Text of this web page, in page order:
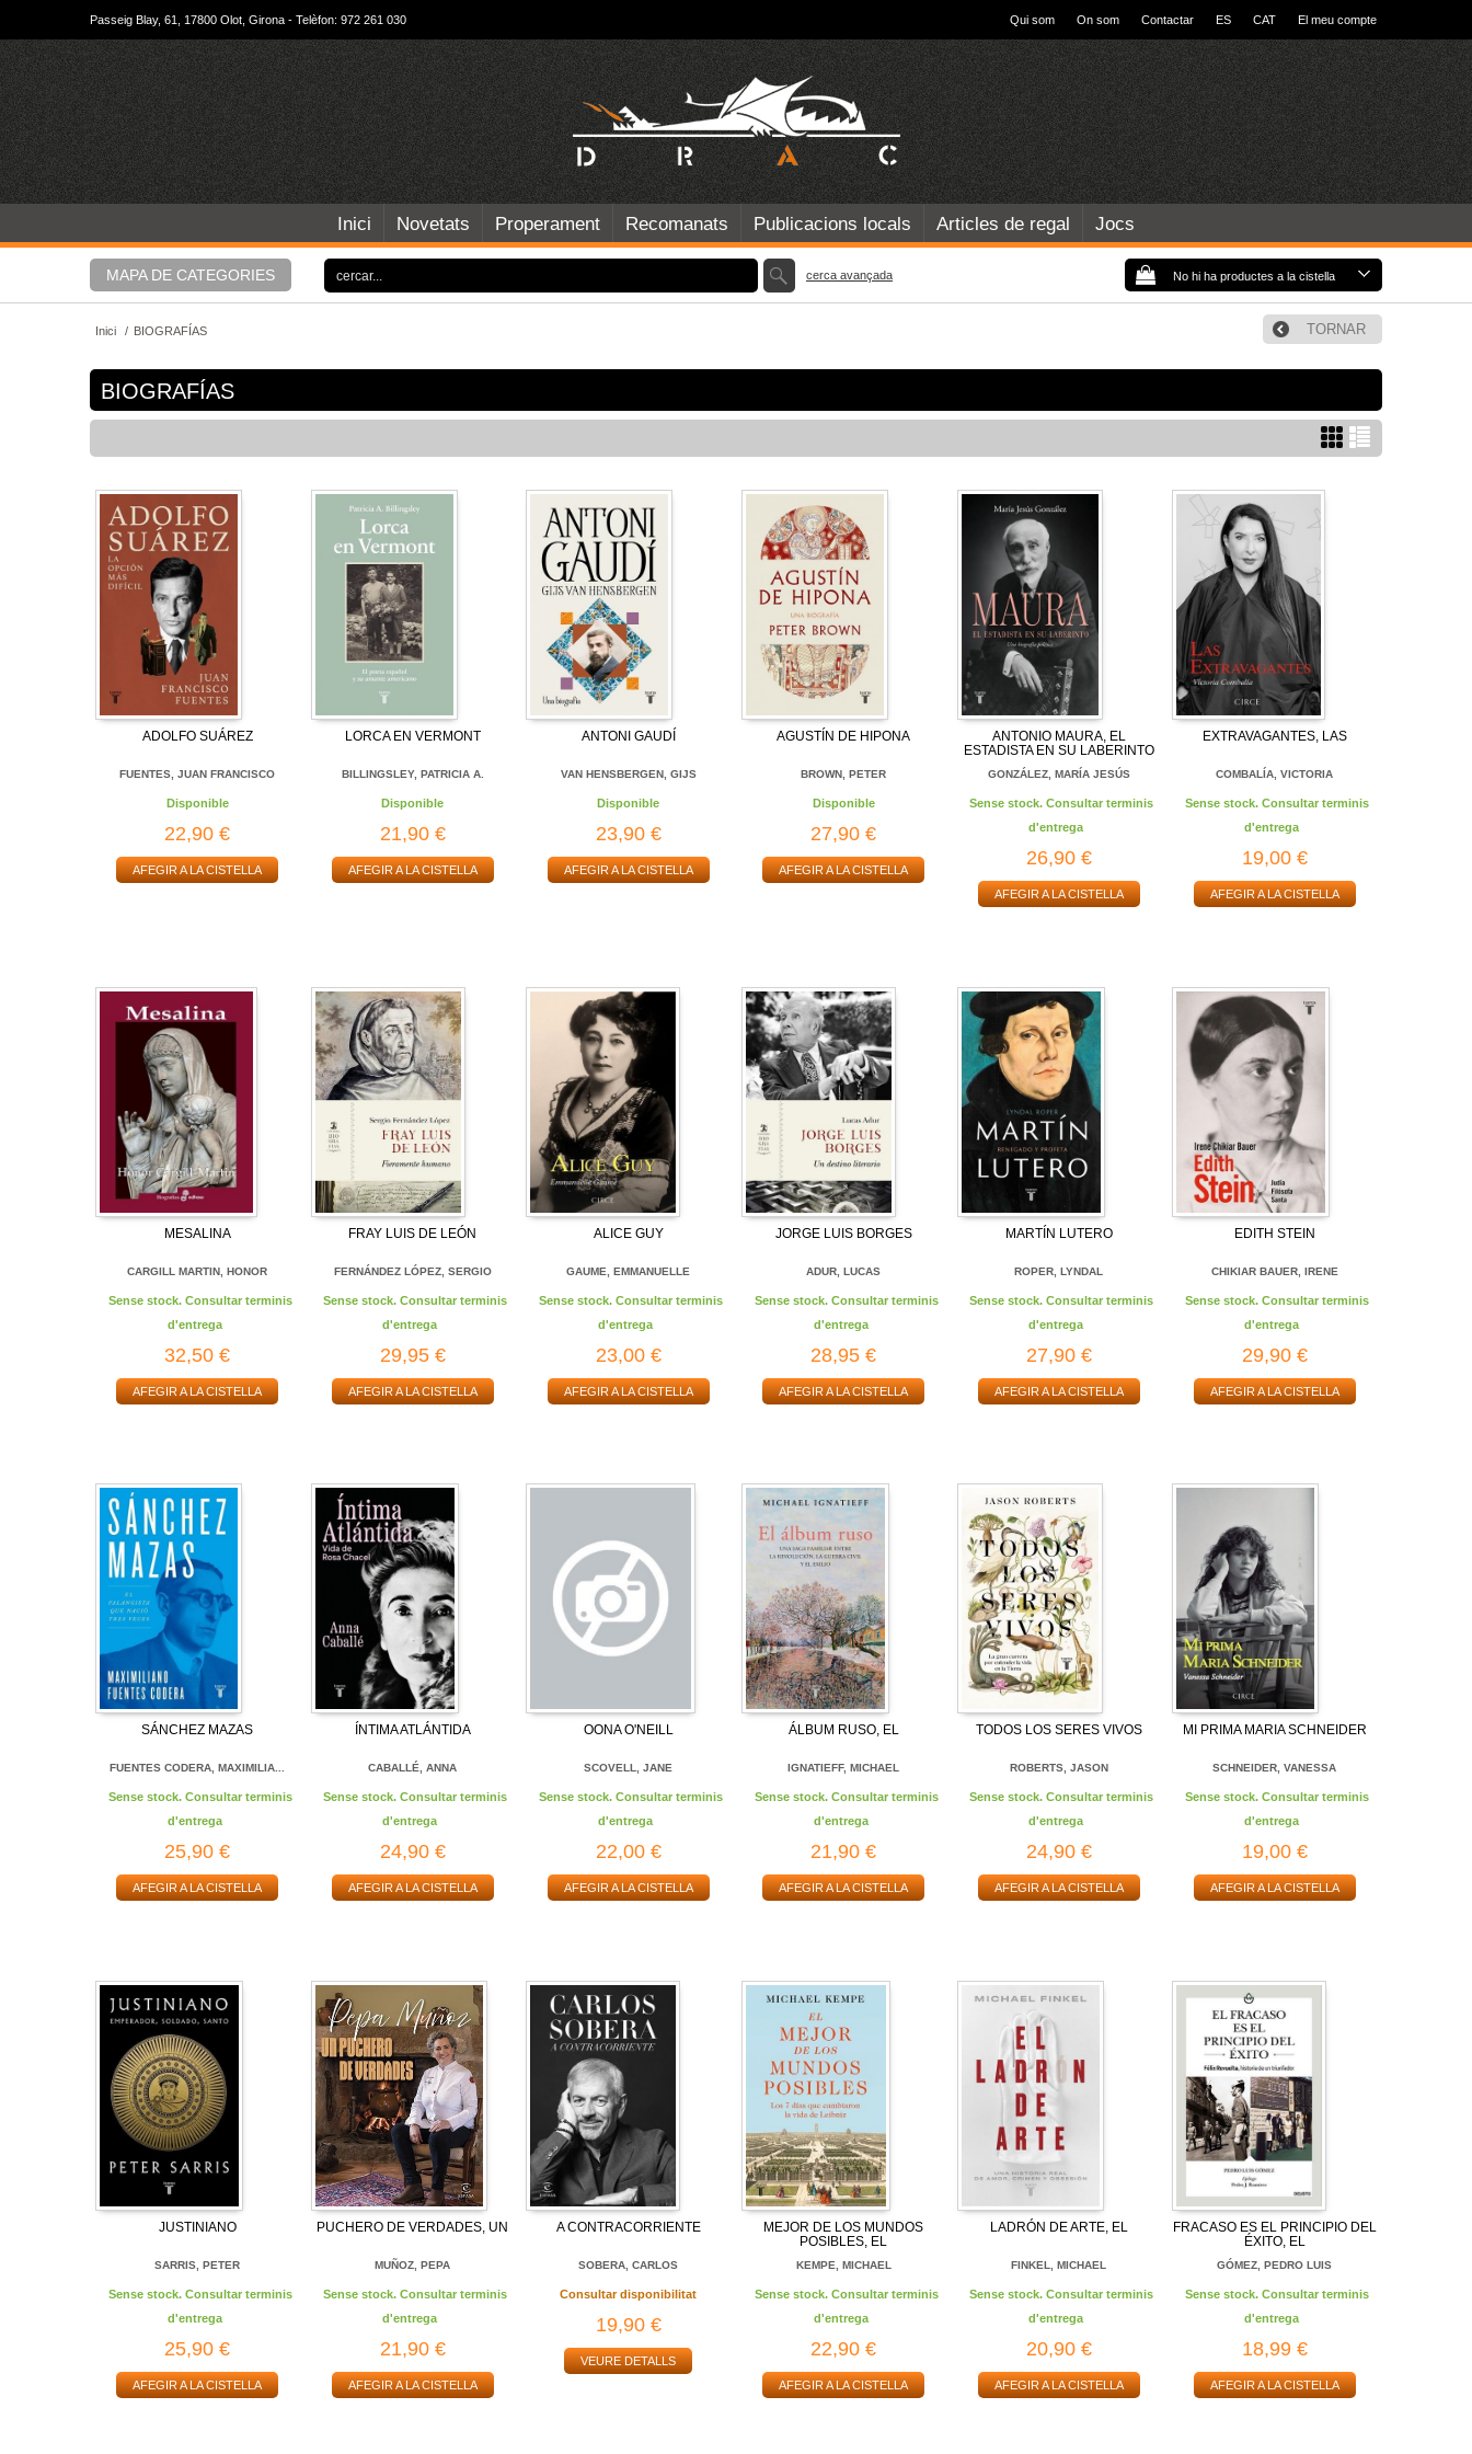
Passeig Blay, 61, 17800 Olot, Girona - Telèfon: 972 261 030 Qui som On som Contactar ES CAT El meu compte
Inici Novetats Properament Recomanats Publicacions locals Articles de regal Jocs
MAPA DE CATEGORIES No hi ha productes a la cistella
cerca avançada
Inici / BIOGRAFÍAS TORNAR
BIOGRAFÍAS
ADOLFO SUÁREZ
FUENTES, JUAN FRANCISCO
Disponible
22,90 €
AFEGIR A LA CISTELLA
LORCA EN VERMONT
BILLINGSLEY, PATRICIA A.
Disponible
21,90 €
AFEGIR A LA CISTELLA
ANTONI GAUDÍ
VAN HENSBERGEN, GIJS
Disponible
23,90 €
AFEGIR A LA CISTELLA
AGUSTÍN DE HIPONA
BROWN, PETER
Disponible
27,90 €
AFEGIR A LA CISTELLA
ANTONIO MAURA, EL
ESTADISTA EN SU LABERINTO
GONZÁLEZ, MARÍA JESÚS
Sense stock. Consultar terminis
d'entrega
26,90 €
AFEGIR A LA CISTELLA
EXTRAVAGANTES, LAS
COMBALÍA, VICTORIA
Sense stock. Consultar terminis
d'entrega
19,00 €
AFEGIR A LA CISTELLA
MESALINA
CARGILL MARTIN, HONOR
Sense stock. Consultar terminis
d'entrega
32,50 €
AFEGIR A LA CISTELLA
FRAY LUIS DE LEÓN
FERNÁNDEZ LÓPEZ, SERGIO
Sense stock. Consultar terminis
d'entrega
29,95 €
AFEGIR A LA CISTELLA
ALICE GUY
GAUME, EMMANUELLE
Sense stock. Consultar terminis
d'entrega
23,00 €
AFEGIR A LA CISTELLA
JORGE LUIS BORGES
ADUR, LUCAS
Sense stock. Consultar terminis
d'entrega
28,95 €
AFEGIR A LA CISTELLA
MARTÍN LUTERO
ROPER, LYNDAL
Sense stock. Consultar terminis
d'entrega
27,90 €
AFEGIR A LA CISTELLA
EDITH STEIN
CHIKIAR BAUER, IRENE
Sense stock. Consultar terminis
d'entrega
29,90 €
AFEGIR A LA CISTELLA
SÁNCHEZ MAZAS
FUENTES CODERA, MAXIMILIA...
Sense stock. Consultar terminis
d'entrega
25,90 €
AFEGIR A LA CISTELLA
ÍNTIMA ATLÁNTIDA
CABALLÉ, ANNA
Sense stock. Consultar terminis
d'entrega
24,90 €
AFEGIR A LA CISTELLA
OONA O'NEILL
SCOVELL, JANE
Sense stock. Consultar terminis
d'entrega
22,00 €
AFEGIR A LA CISTELLA
ÁLBUM RUSO, EL
IGNATIEFF, MICHAEL
Sense stock. Consultar terminis
d'entrega
21,90 €
AFEGIR A LA CISTELLA
TODOS LOS SERES VIVOS
ROBERTS, JASON
Sense stock. Consultar terminis
d'entrega
24,90 €
AFEGIR A LA CISTELLA
MI PRIMA MARIA SCHNEIDER
SCHNEIDER, VANESSA
Sense stock. Consultar terminis
d'entrega
19,00 €
AFEGIR A LA CISTELLA
JUSTINIANO
SARRIS, PETER
Sense stock. Consultar terminis
d'entrega
25,90 €
AFEGIR A LA CISTELLA
PUCHERO DE VERDADES, UN
MUÑOZ, PEPA
Sense stock. Consultar terminis
d'entrega
21,90 €
AFEGIR A LA CISTELLA
A CONTRACORRIENTE
SOBERA, CARLOS
Consultar disponibilitat
19,90 €
VEURE DETALLS
MEJOR DE LOS MUNDOS
POSIBLES, EL
KEMPE, MICHAEL
Sense stock. Consultar terminis
d'entrega
22,90 €
AFEGIR A LA CISTELLA
LADRÓN DE ARTE, EL
FINKEL, MICHAEL
Sense stock. Consultar terminis
d'entrega
20,90 €
AFEGIR A LA CISTELLA
FRACASO ES EL PRINCIPIO DEL
ÉXITO, EL
GÓMEZ, PEDRO LUIS
Sense stock. Consultar terminis
d'entrega
18,99 €
AFEGIR A LA CISTELLA